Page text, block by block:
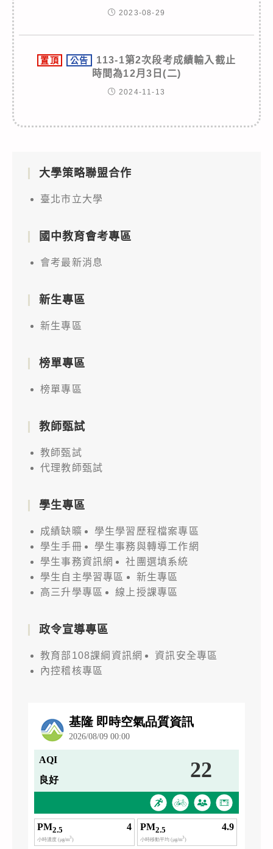
2023-08-29
置頂 公告
113-1第2次段考成績輸入截止
時間為12月3日(二)
2024-11-13
大學策略聯盟合作
臺北市立大學
國中教育會考專區
會考最新消息
新生專區
新生專區
榜單專區
榜單專區
教師甄試
教師甄試
代理教師甄試
學生專區
成績缺曠
學生學習歷程檔案專區
學生手冊
學生事務與轉導工作網
學生事務資訊網
社團選填系統
學生自主學習專區
新生專區
高三升學專區
線上授課專區
政令宣導專區
教育部108課綱資訊網
資訊安全專區
內控稽核專區